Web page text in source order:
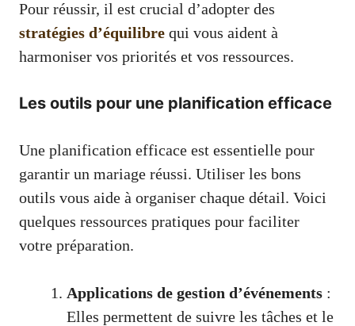
Pour réussir, il est crucial d’adopter des
stratégies d’équilibre qui vous aident à
harmoniser vos priorités et vos ressources.
Les outils pour une planification efficace
Une planification efficace est essentielle pour
garantir un mariage réussi. Utiliser les bons
outils vous aide à organiser chaque détail. Voici
quelques ressources pratiques pour faciliter
votre préparation.
Applications de gestion d’événements :
Elles permettent de suivre les tâches et le